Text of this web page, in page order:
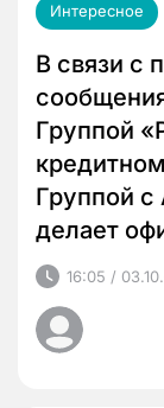
Интересное
В связи с
Группой
Группой
делает
16:05 /